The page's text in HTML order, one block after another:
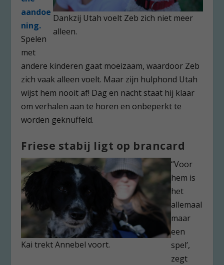
Dankzij Utah voelt Zeb zich niet meer
alleen.
aandoe
ning.
Spelen
met
andere kinderen gaat moeizaam, waardoor Zeb
zich vaak alleen voelt. Maar zijn hulphond Utah
wijst hem nooit af! Dag en nacht staat hij klaar
om verhalen aan te horen en onbeperkt te
worden geknuffeld.
Friese stabij ligt op brancard
Kai trekt Annebel voort.
“Voor
hem is
het
allemaal
maar
een
spel’,
zegt